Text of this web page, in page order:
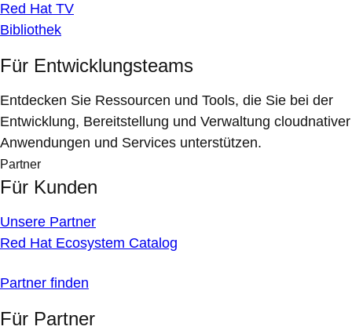
Red Hat TV
Bibliothek
Für Entwicklungsteams
Entdecken Sie Ressourcen und Tools, die Sie bei der
Entwicklung, Bereitstellung und Verwaltung cloudnativer
Anwendungen und Services unterstützen.
Partner
Für Kunden
Unsere Partner
Red Hat Ecosystem Catalog
Partner finden
Für Partner